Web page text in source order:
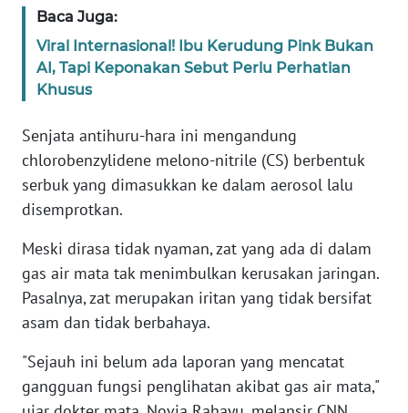
Baca Juga:
Viral Internasional! Ibu Kerudung Pink Bukan
AI, Tapi Keponakan Sebut Perlu Perhatian
Khusus
Senjata antihuru-hara ini mengandung
chlorobenzylidene melono-nitrile (CS) berbentuk
serbuk yang dimasukkan ke dalam aerosol lalu
disemprotkan.
Meski dirasa tidak nyaman, zat yang ada di dalam
gas air mata tak menimbulkan kerusakan jaringan.
Pasalnya, zat merupakan iritan yang tidak bersifat
asam dan tidak berbahaya.
"Sejauh ini belum ada laporan yang mencatat
gangguan fungsi penglihatan akibat gas air mata,"
WN
WN
JAKARTA
WN
JABAR
WN
WN
NTT
KEPRI